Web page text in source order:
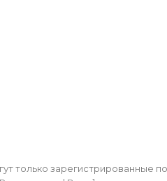
только зарегистрированные